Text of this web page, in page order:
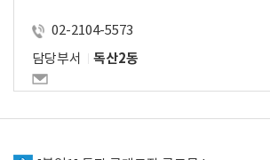
02-2104-5573
담당부서
독산2동